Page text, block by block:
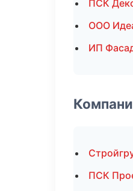
ПСК
ООО
ИП
ПСК